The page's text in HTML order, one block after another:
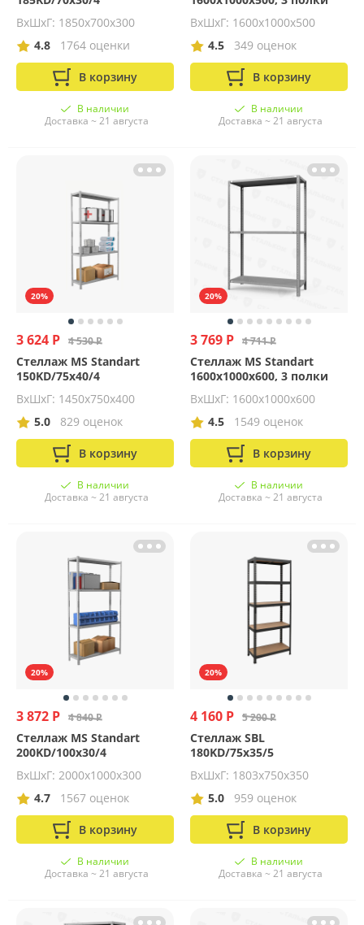
ВхШхГ: 1850х700х300
4.8
1764 оценки
В корзину
В наличии
Доставка ~ 21 августа
ВхШхГ: 1600x1000x500
4.5
349 оценок
В корзину
В наличии
Доставка ~ 21 августа
20%
3 624 Р 4 530 Р
Стеллаж MS Standart
150KD/75x40/4
ВхШхГ: 1450х750х400
5.0
829 оценок
В корзину
В наличии
Доставка ~ 21 августа
20%
3 769 Р 4 711 Р
Стеллаж MS Standart
1600х1000х600, 3 полки
ВхШхГ: 1600x1000x600
4.5
1549 оценок
В корзину
В наличии
Доставка ~ 21 августа
20%
3 872 Р 4 840 Р
Стеллаж MS Standart
200KD/100x30/4
ВхШхГ: 2000х1000х300
4.7
1567 оценок
В корзину
В наличии
Доставка ~ 21 августа
20%
4 160 Р 5 200 Р
Стеллаж SBL
180KD/75x35/5
ВхШхГ: 1803х750х350
5.0
959 оценок
В корзину
В наличии
Доставка ~ 21 августа